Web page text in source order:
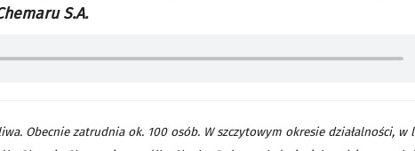
S.A.
Obecnie zatrudnia ok. 100 osób. W szczytowym okresie działalności, w